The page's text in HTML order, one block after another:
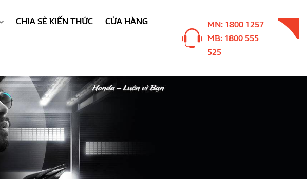
CHIA SẺ KIẾN THỨC CỬA HÀNG
MN: 1800 1257
MB: 1800 555
525